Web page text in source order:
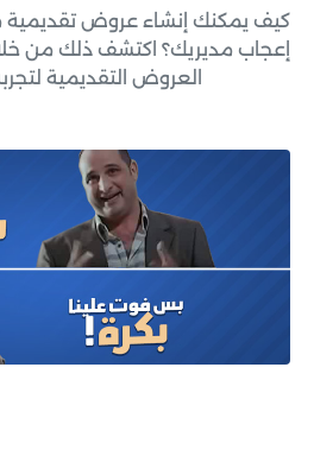
كيف يمكنك إنشاء عروض تقديمية
إعجاب مديريك؟ اكتشف ذلك من
العروض التقديمية